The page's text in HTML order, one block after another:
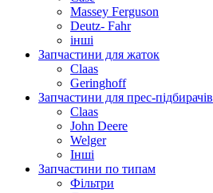
Massey Ferguson
Deutz- Fahr
інші
Запчастини для жаток
Claas
Geringhoff
Запчастини для прес-підбирачів
Claas
John Deere
Welger
Інші
Запчастини по типам
Фільтри